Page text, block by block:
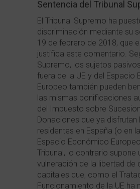
Sentencia del Tribunal
El Tribunal Supremo ha
discriminación mediante su
19 de febrero de 2018, que
justifica este comentario.
Supremo, los sujetos
fuera de la UE y del Espacio
Europeo también pueden
las mismas bonificaciones
del Impuesto sobre
Donaciones que ya disfrutan
residentes en España (o en
Espacio Económico
Tribunal, lo contrario supone
vulneración de la libertad de
capitales que, como el
Funcionamiento de la UE ha